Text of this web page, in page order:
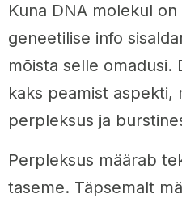
Kuna DNA molekul
geneetilise info
mõista selle omadusi.
kaks peamist aspekti,
perpleksus ja
Perpleksus määrab
taseme. Täpsemalt